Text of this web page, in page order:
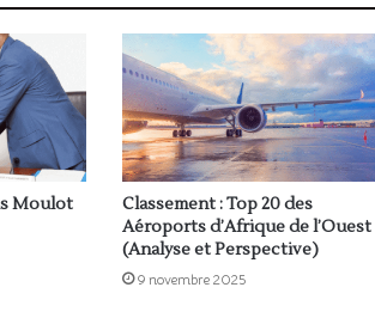
Moulot
Classement : Top 20 des
Aéroports d’Afrique de l’Ouest
(Analyse et Perspective)
9 novembre 2025